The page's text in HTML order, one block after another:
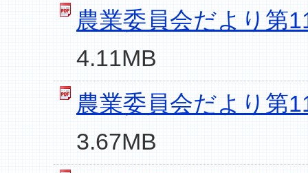
農業委員会だより第
4.11MB
農業委員会だより第
3.67MB